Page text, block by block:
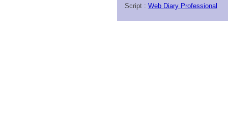
Script : Web Diary Professional